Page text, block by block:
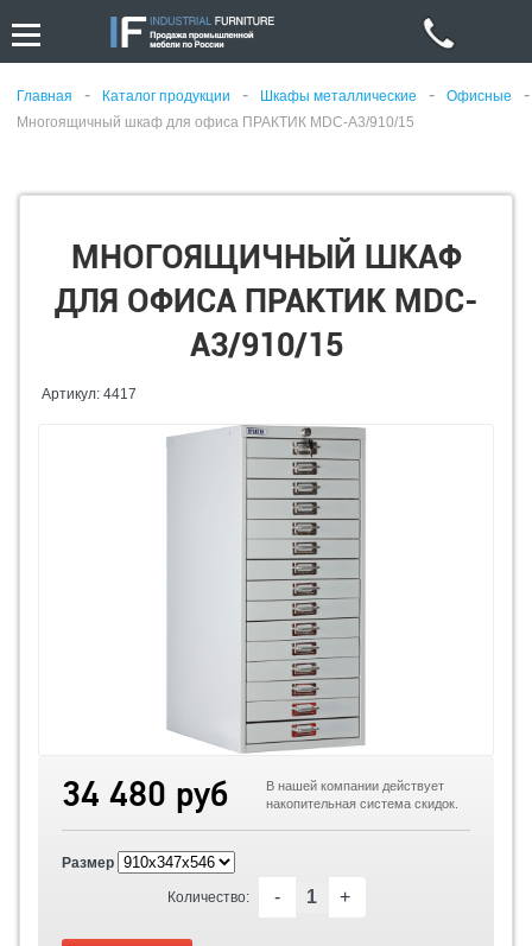
Главная - Каталог продукции - Шкафы металлические - Офисные -
Многоящичный шкаф для офиса ПРАКТИК MDC-A3/910/15
МНОГОЯЩИЧНЫЙ ШКАФ
ДЛЯ ОФИСА ПРАКТИК MDC-
A3/910/15
Артикул: 4417
34 480 руб
В нашей компании действует
накопительная система скидок.
Размер
Количество: - +